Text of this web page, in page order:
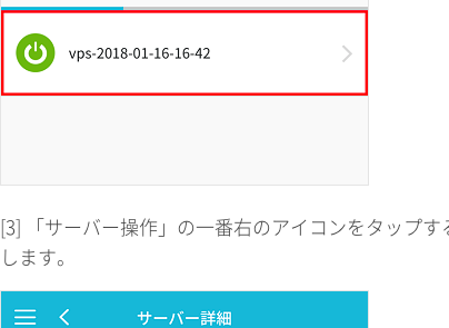
[3] 「サーバー操作」の一番右のアイコンをタップ
します。